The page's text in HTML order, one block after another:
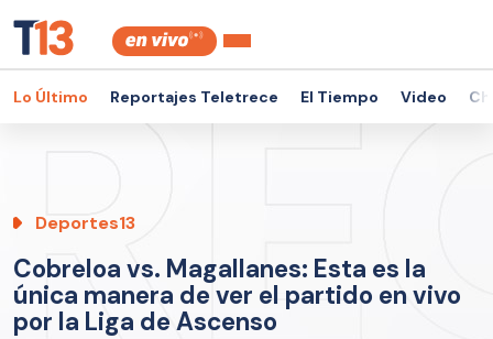
Lo Último Reportajes Teletrece El Tiempo Video
Deportes13
Cobreloa vs. Magallanes: Esta es la
única manera de ver el partido en vivo
por la Liga de Ascenso